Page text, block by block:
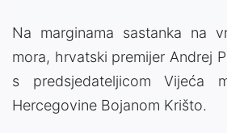
Na marginama sastanka na
mora, hrvatski premijer Andrej
s predsjedateljicom Vijeća
Hercegovine Bojanom Krišto.